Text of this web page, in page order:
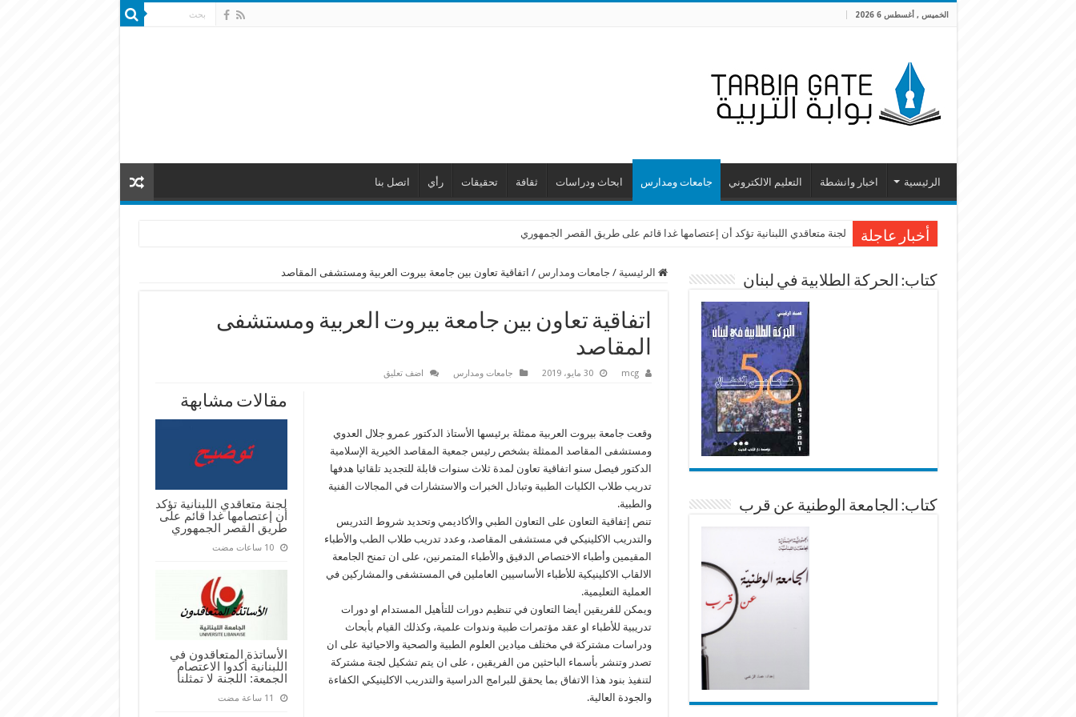
الخميس , أغسطس 6 2026
الرئيسية اخبار وانشطة التعليم الالكتروني جامعات ومدارس ابحاث ودراسات ثقافة تحقيقات رأي اتصل بنا
أخبار عاجلة لجنة متعاقدي اللبنانية تؤكد أن إعتصامها غدا قائم على طريق القصر الجمهوري
الرئيسية / جامعات ومدارس / اتفاقية تعاون بين جامعة بيروت العربية ومستشفى المقاصد
اتفاقية تعاون بين جامعة بيروت العربية ومستشفى
المقاصد
mcg 30 مايو، 2019 جامعات ومدارس اضف تعليق
مقالات مشابهة
لجنة متعاقدي اللبنانية تؤكد
أن إعتصامها غدا قائم على
طريق القصر الجمهوري
‏10 ساعات مضت
الأساتذة المتعاقدون في
اللبنانية أكدوا الاعتصام
الجمعة: اللجنة لا تمثلنا
وقعت جامعة بيروت العربية ممثلة برئيسها الأستاذ الدكتور عمرو جلال العدوي
ومستشفى المقاصد الممثلة بشخص رئيس جمعية المقاصد الخيرية الإسلامية
الدكتور فيصل سنو اتفاقية تعاون لمدة ثلاث سنوات قابلة للتجديد تلقائيا هدفها
تدريب طلاب الكليات الطبية وتبادل الخبرات والاستشارات في المجالات الفنية
والطبية.
تنص إتفاقية التعاون على التعاون الطبي والأكاديمي وتحديد شروط التدريس
والتدريب الاكلينيكي في مستشفى المقاصد، وعدد تدريب طلاب الطب والأطباء
المقيمين وأطباء الاختصاص الدقيق والأطباء المتمرنين، على ان تمنح الجامعة
الالقاب الاكلينيكية للأطباء الأساسيين العاملين في المستشفى والمشاركين في
العملية التعليمية.
ويمكن للفريقين أيضا التعاون في تنظيم دورات للتأهيل المستدام او دورات
تدريبية للأطباء او عقد مؤتمرات طبية وندوات علمية، وكذلك القيام بأبحاث
ودراسات مشتركة في مختلف ميادين العلوم الطبية والصحية والاحيائية على ان
تصدر وتنشر بأسماء الباحثين من الفريقين ، على ان يتم تشكيل لجنة مشتركة
لتنفيذ بنود هذا الاتفاق بما يحقق للبرامج الدراسية والتدريب الاكلينيكي الكفاءة
والجودة العالية.
كتاب: الحركة الطلابية في لبنان
كتاب: الجامعة الوطنية عن قرب